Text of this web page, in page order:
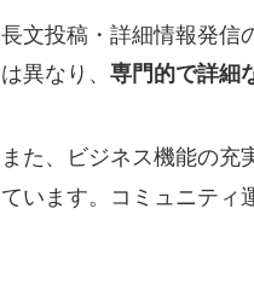
長文投稿・詳細情報発信
は異なり、 専門的で詳細
また、ビジネス機能の充
ています。コミュニティ